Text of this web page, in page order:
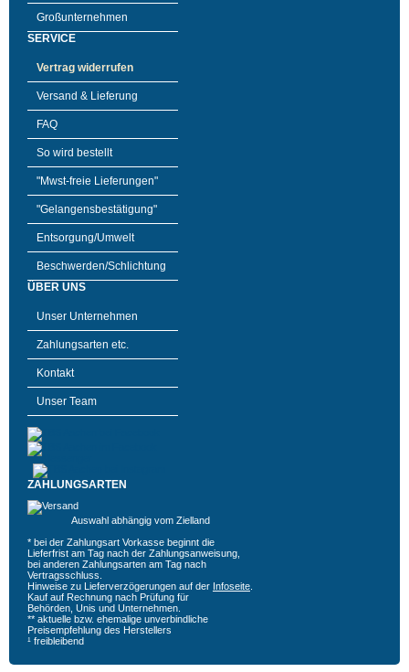
Großunternehmen
SERVICE
Vertrag widerrufen
Versand & Lieferung
FAQ
So wird bestellt
"Mwst-freie Lieferungen"
"Gelangensbestätigung"
Entsorgung/Umwelt
Beschwerden/Schlichtung
ÜBER UNS
Unser Unternehmen
Zahlungsarten etc.
Kontakt
Unser Team
ZAHLUNGSARTEN
Auswahl abhängig vom Zielland
* bei der Zahlungsart Vorkasse beginnt die
Lieferfrist am Tag nach der Zahlungsanweisung,
bei anderen Zahlungsarten am Tag nach
Vertragsschluss.
Hinweise zu Lieferverzögerungen auf der Infoseite
Kauf auf Rechnung nach Prüfung für
Behörden, Unis und Unternehmen.
** aktuelle bzw. ehemalige unverbindliche
Preisempfehlung des Herstellers
¹ freibleibend